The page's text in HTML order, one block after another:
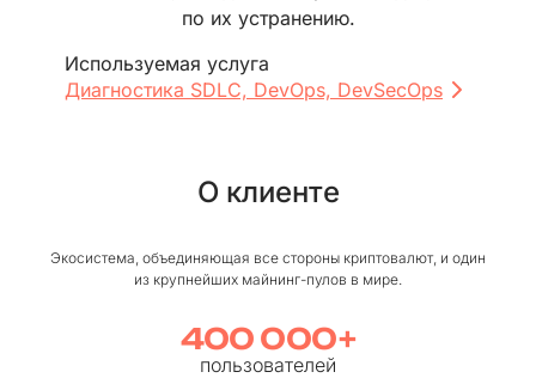
по их устранению.
Используемая услуга
Диагностика SDLC, DevOps, DevSecOps
О клиенте
Экосистема, объединяющая все стороны криптовалют, и один
из крупнейших майнинг⁠-⁠пулов в мире.
400 000 +
пользователей